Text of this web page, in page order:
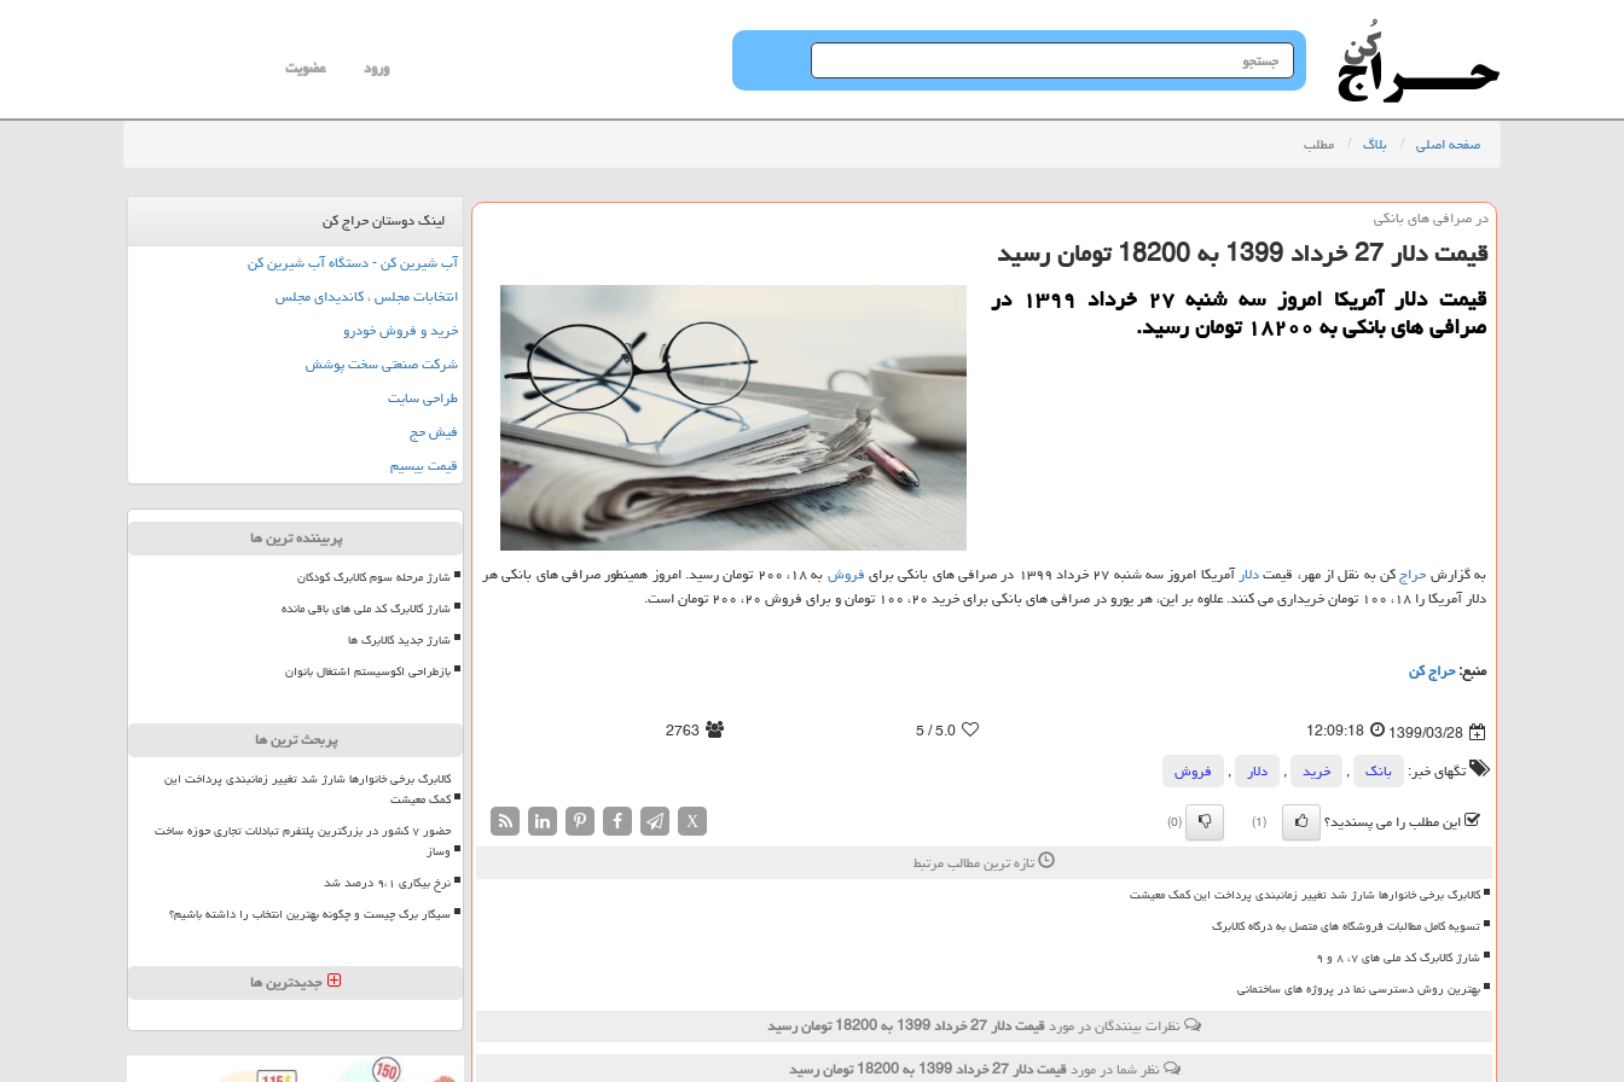
جستجو
در
ورود عضویت
صفحه اصلی بلاگ مطلب
در صرافی های بانكی
قیمت دلار 27 خرداد 1399 به 18200 تومان رسید
قیمت دلار آمریكا امروز سه شنبه ۲۷ خرداد ۱۳۹۹ در
صرافی های بانكی به ۱۸۲۰۰ تومان رسید.
به گزارشحراجکن به نقل از مهر، قیمتدلارآمریکا امروز سه شنبه ۲۷ خرداد ۱۳۹۹ در صرافی های بانکی برای فروش
به ۱۸، ۲۰۰ تومان رسید. امروز همینطور صرافی های بانکی هر
دلار آمریکا را ۱۸، ۱۰۰ تومان خریداری می کنند. علاوه بر این، هر یورو در صرافی های بانکی برای خرید ۲۰، ۱۰۰ تومان و برای فروش ۲۰، ۲۰۰ تومان است.
منبع:حراج كن
1399/03/28
12:09:18
5.0
/ 5
2763
تگهای خبر:
بانك , خرید , دلار ,
فروش
این مطلب را می پسندید؟
(1)
(0)
X
تازه ترین مطالب مرتبط
کالابرگ برخی خانوارها شارژ شد تغییر زمانبندی پرداخت این کمک معیشت
تسویه کامل مطالبات فروشگاه های متصل به درگاه کالابرگ
شارژ کالابرگ کد ملی های ۷، ۸ و ۹
بهترین روش دسترسی نما در پروژه های ساختمانی
نظرات بینندگان در موردقیمت دلار 27 خرداد 1399 به 18200 تومان رسید
نظر شما در موردقیمت دلار 27 خرداد 1399 به 18200 تومان رسید
لینک دوستان حراج کن
آب شیرین کن - دستگاه آب شیرین کن
انتخابات مجلس ، کاندیدای مجلس
خرید و فروش خودرو
شرکت صنعتی سخت پوشش
طراحی سایت
فیش حج
قیمت بیسیم
پربیننده ترین ها
شارژ مرحله سوم کالابرگ کودکان
شارژ کالابرگ کد ملی های باقی مانده
شارژ جدید کالابرگ ها
بازطراحی اکوسیستم اشتغال بانوان
پربحث ترین ها
کالابرگ برخی خانوارها شارژ شد تغییر زمانبندی پرداخت این
کمک معیشت
حضور ۷ کشور در بزرگترین پلتفرم تبادلات تجاری حوزه ساخت
وساز
نرخ بیکاری ۹،۱ درصد شد
سیگار برگ چیست و چگونه بهترین انتخاب را داشته باشیم؟
جدیدترین ها